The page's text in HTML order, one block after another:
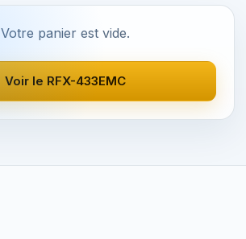
Votre panier est vide.
Voir le RFX-433EMC